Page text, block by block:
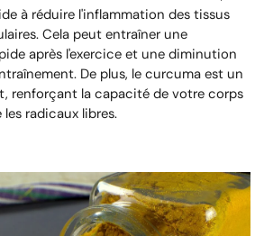
à réduire l'inflammation des tissus
Cela peut entraîner une
après l'exercice et une diminution
De plus, le curcuma est un
renforçant la capacité de votre corps
radicaux libres.